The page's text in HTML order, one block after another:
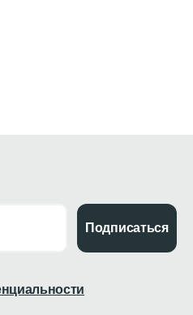
Подписаться